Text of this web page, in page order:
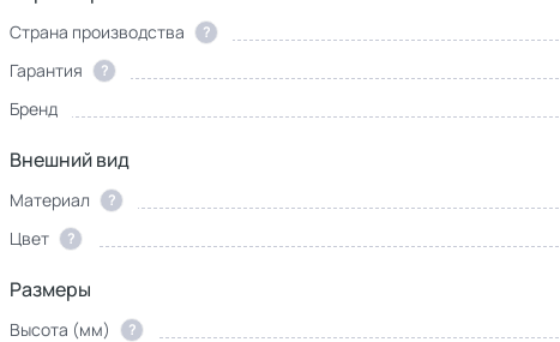
Страна производства ?
Гарантия
?
Бренд
Внешний вид
Материал ?
Цвет
?
Размеры
Высота (мм) ?